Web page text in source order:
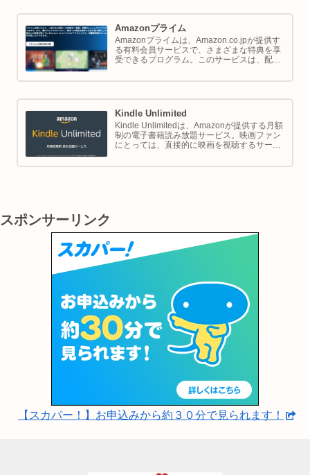
Amazonプライム
Amazonプライムは、Amazon.co.jpが提供す
る有料会員サービスで、さまざまな特典を享
受できるプログラム。このサービスは、配送
実、さらには限定割引までをカバーし、日常
Kindle Unlimited
Kindle Unlimitedは、Amazonが提供する月額
制の電子書籍読み放題サービス。映画ファン
にとっては、直接的に映画を視聴するサービ
理解し、楽しむための間接的なツールとして
スポンサーリンク
【スカパー！】お申込みから約３０分で見られます！